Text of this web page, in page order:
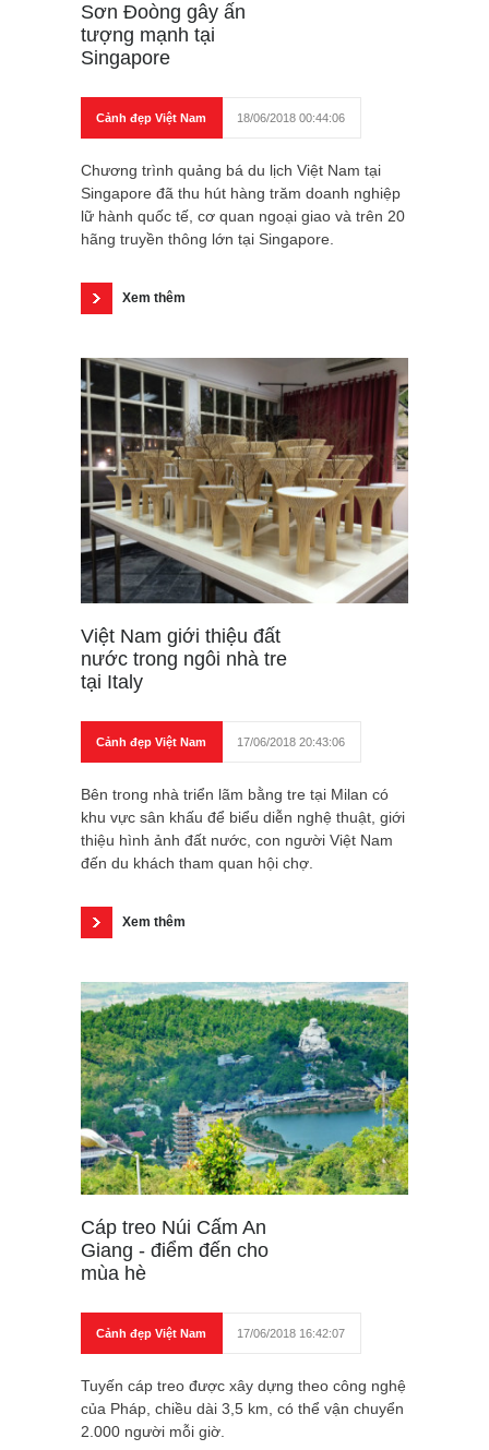
Sơn Đoòng gây ấn
tượng mạnh tại
Singapore
Cảnh đẹp Việt Nam 18/06/2018 00:44:06
Chương trình quảng bá du lịch Việt Nam tại
Singapore đã thu hút hàng trăm doanh nghiệp
lữ hành quốc tế, cơ quan ngoại giao và trên 20
hãng truyền thông lớn tại Singapore.
Xem thêm
Việt Nam giới thiệu đất
nước trong ngôi nhà tre
tại Italy
Cảnh đẹp Việt Nam 17/06/2018 20:43:06
Bên trong nhà triển lãm bằng tre tại Milan có
khu vực sân khấu để biểu diễn nghệ thuật, giới
thiệu hình ảnh đất nước, con người Việt Nam
đến du khách tham quan hội chợ.
Xem thêm
Cáp treo Núi Cấm An
Giang - điểm đến cho
mùa hè
Cảnh đẹp Việt Nam 17/06/2018 16:42:07
Tuyến cáp treo được xây dựng theo công nghệ
của Pháp, chiều dài 3,5 km, có thể vận chuyển
2.000 người mỗi giờ.